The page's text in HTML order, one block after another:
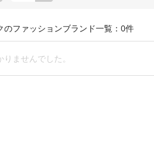
のファッションブランド一覧：0件
ませんでした。